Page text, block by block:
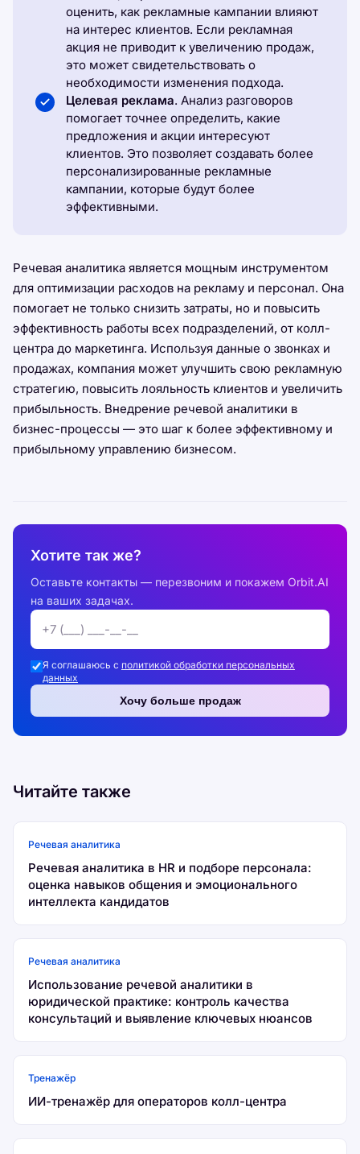
оценить, как рекламные кампании влияют
на интерес клиентов. Если рекламная
акция не приводит к увеличению продаж,
это может свидетельствовать о
необходимости изменения подхода.
Целевая реклама. Анализ разговоров
помогает точнее определить, какие
предложения и акции интересуют
клиентов. Это позволяет создавать более
персонализированные рекламные
кампании, которые будут более
эффективными.
Речевая аналитика является мощным инструментом
для оптимизации расходов на рекламу и персонал. Она
помогает не только снизить затраты, но и повысить
эффективность работы всех подразделений, от колл-
центра до маркетинга. Используя данные о звонках и
продажах, компания может улучшить свою рекламную
стратегию, повысить лояльность клиентов и увеличить
прибыльность. Внедрение речевой аналитики в
бизнес-процессы — это шаг к более эффективному и
прибыльному управлению бизнесом.
Хотите так же?
Оставьте контакты — перезвоним и покажем Orbit.AI
на ваших задачах.
Я соглашаюсь с политикой обработки персональных
данных
Хочу больше продаж
Читайте также
Речевая аналитика
Речевая аналитика в HR и подборе персонала:
оценка навыков общения и эмоционального
интеллекта кандидатов
Речевая аналитика
Использование речевой аналитики в
юридической практике: контроль качества
консультаций и выявление ключевых нюансов
Тренажёр
ИИ-тренажёр для операторов колл-центра